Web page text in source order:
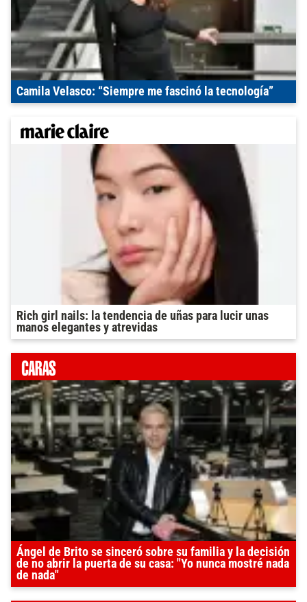
Camila Velasco: “Siempre me fascinó la tecnología”
Rich girl nails: la tendencia de uñas para lucir unas
manos elegantes y atrevidas
Ángel de Brito se sinceró sobre su familia y la decisión
de no abrir la puerta de su casa: "Yo nunca mostré nada
de nada"